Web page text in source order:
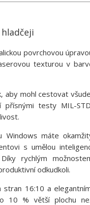
povrchovou
texturou v
aby mohl cestovat
přísnými testy MIL-
Windows máte
s umělou
rychlým
odkudkoli.
stran 16:10 a
10 % větší plochu